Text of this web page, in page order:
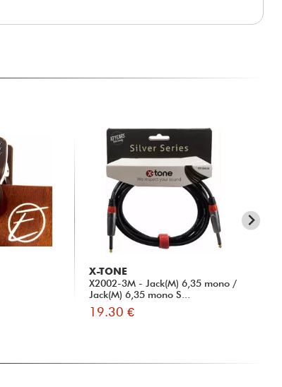
X-TONE
X2002-3M - Jack(M) 6,35 mono /
Jack(M) 6,35 mono S...
19.30 €